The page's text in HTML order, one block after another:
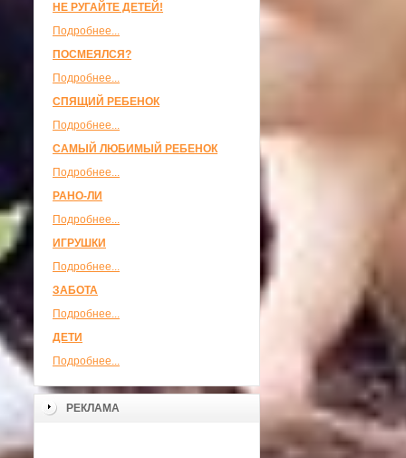
НЕ РУГАЙТЕ ДЕТЕЙ!
Подробнее...
ПОСМЕЯЛСЯ?
Подробнее...
СПЯЩИЙ РЕБЕНОК
Подробнее...
САМЫЙ ЛЮБИМЫЙ РЕБЕНОК
Подробнее...
РАНО-ЛИ
Подробнее...
ИГРУШКИ
Подробнее...
ЗАБОТА
Подробнее...
ДЕТИ
Подробнее...
РЕКЛАМА